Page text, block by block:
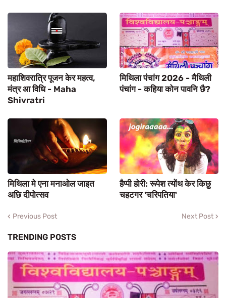
महाशिवरात्रि पूजन केर महत्व,
मंत्र आ विधि - Maha
Shivratri
मिथिला पंचांग 2026 - मैथिली
पंचांग - कहिया कोन पावनि छै?
मिथिला मे एना मनाओल जाइत
अछि दीपोत्सव
हैप्पी होरी: रूपेश त्योंथ केर किछु
चहटगर 'चरिपतिया'
Previous Post Next Post
TRENDING POSTS